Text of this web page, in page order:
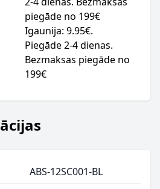
piegāde no 199€
Igaunija: 9.95€.
Piegāde 2-4 dienas.
Bezmaksas piegāde no
199€
ABS-12SC001-BL